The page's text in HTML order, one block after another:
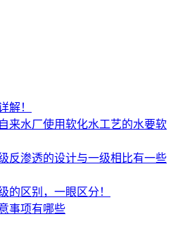
解！
来水厂使用软化水工艺的水要软
反渗透的设计与一级相比有一些
的区别，一眼区分！
事项有哪些